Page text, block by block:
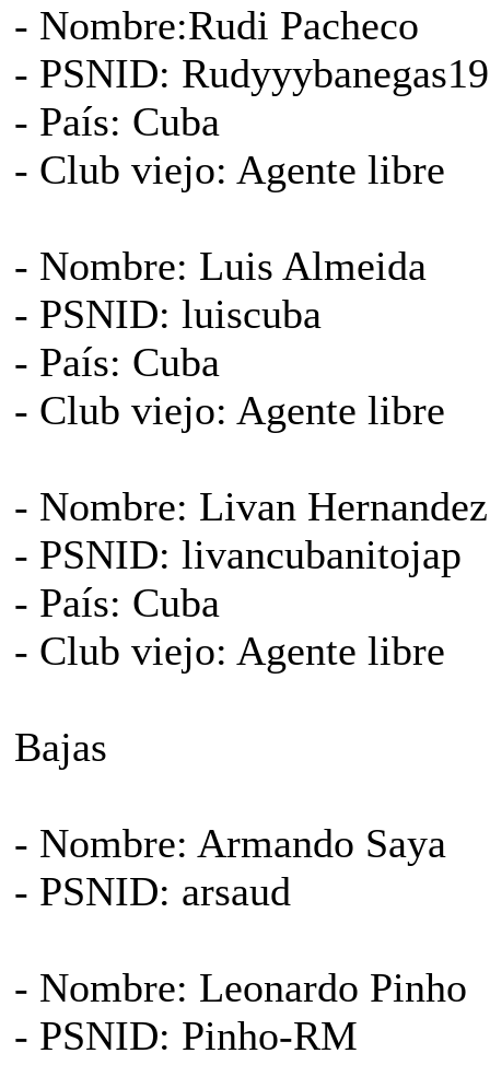
- Nombre:Rudi Pacheco
- PSNID: Rudyyybanegas19
- País: Cuba
- Club viejo: Agente libre
- Nombre: Luis Almeida
- PSNID: luiscuba
- País: Cuba
- Club viejo: Agente libre
- Nombre: Livan Hernandez
- PSNID: livancubanitojap
- País: Cuba
- Club viejo: Agente libre
Bajas
- Nombre: Armando Saya
- PSNID: arsaud
- Nombre: Leonardo Pinho
- PSNID: Pinho-RM